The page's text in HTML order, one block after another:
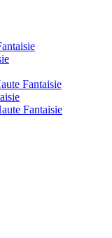
Fantaisie
Fantaisie